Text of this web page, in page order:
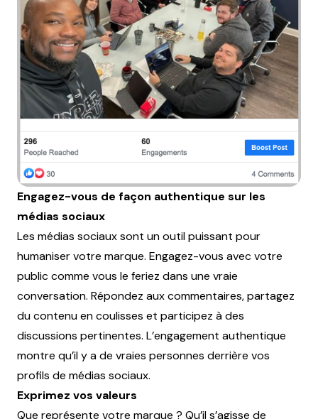
Engagez-vous de façon authentique sur les
médias sociaux
Les médias sociaux sont un outil puissant pour
humaniser votre marque. Engagez-vous avec votre
public comme vous le feriez dans une vraie
conversation. Répondez aux commentaires, partagez
du contenu en coulisses et participez à des
discussions pertinentes. L’engagement authentique
montre qu’il y a de vraies personnes derrière vos
profils de médias sociaux.
Exprimez vos valeurs
Que représente votre marque ? Qu’il s’agisse de